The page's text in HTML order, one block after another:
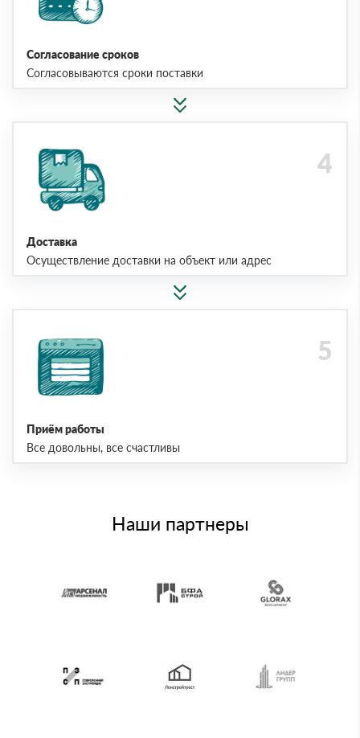
Согласование сроков
Согласовываются сроки поставки
Доставка
Осуществление доставки на объект или адрес
Приём работы
Все довольны, все счастливы
Наши партнеры